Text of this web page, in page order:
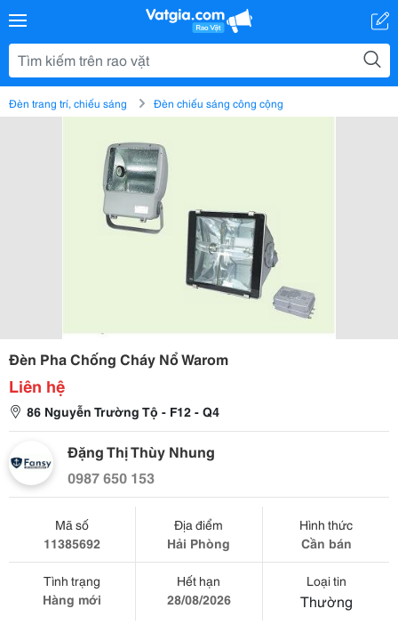
Đèn trang trí, chiếu sáng Đèn chiếu sáng công cộng
Đèn Pha Chống Cháy Nổ Warom
Liên hệ
86 Nguyễn Trường Tộ - F12 - Q4
Đặng Thị Thùy Nhung
0987 650 153
Mã số
11385692
Địa điểm
Hải Phòng
Hình thức
Cần bán
Tình trạng
Hàng mới
Hết hạn
28/08/2026
Loại tin
Thường